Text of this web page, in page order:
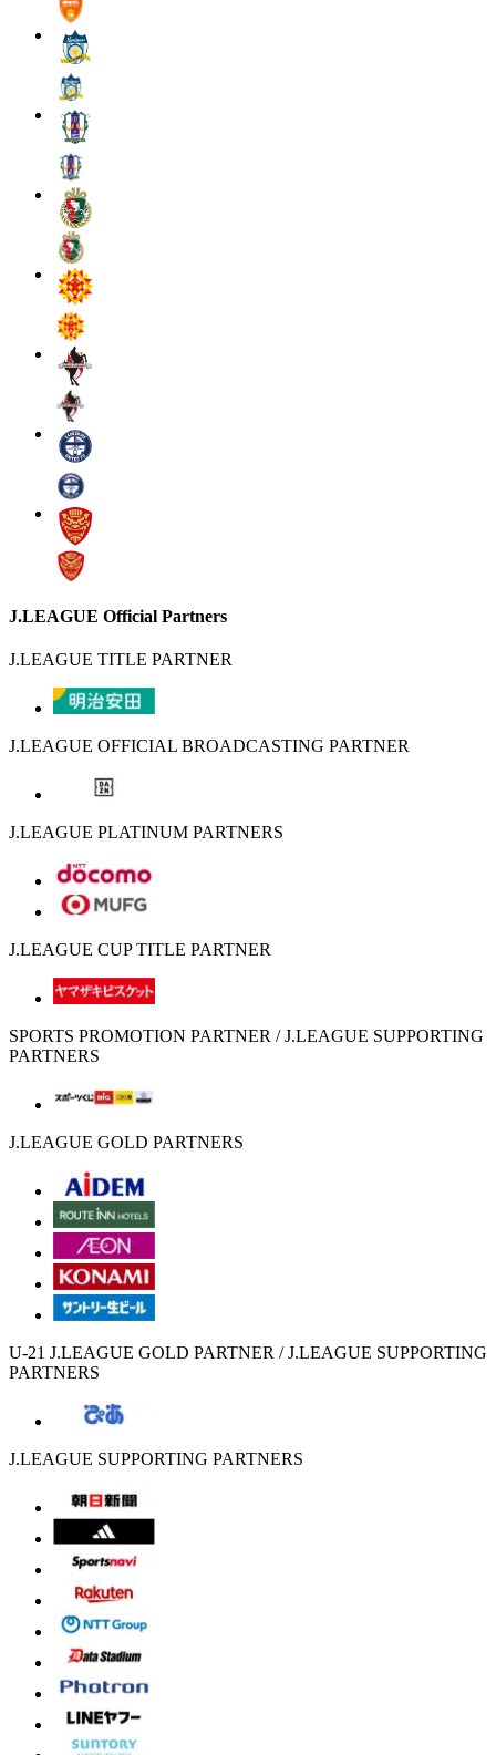
J.LEAGUE Official Partners
J.LEAGUE TITLE PARTNER
J.LEAGUE OFFICIAL BROADCASTING PARTNER
J.LEAGUE PLATINUM PARTNERS
J.LEAGUE CUP TITLE PARTNER
SPORTS PROMOTION PARTNER / J.LEAGUE SUPPORTING
PARTNERS
J.LEAGUE GOLD PARTNERS
U-21 J.LEAGUE GOLD PARTNER / J.LEAGUE SUPPORTING
PARTNERS
J.LEAGUE SUPPORTING PARTNERS